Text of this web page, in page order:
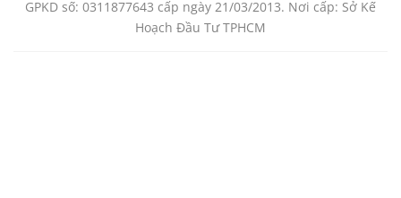
GPKD số: 0311877643 cấp ngày 21/03/2013. Nơi cấp: Sở Kế
Hoạch Đầu Tư TPHCM